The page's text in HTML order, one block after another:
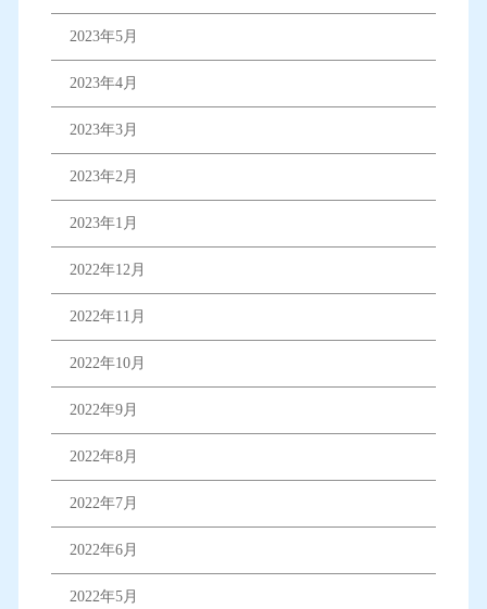
2023年5月
2023年4月
2023年3月
2023年2月
2023年1月
2022年12月
2022年11月
2022年10月
2022年9月
2022年8月
2022年7月
2022年6月
2022年5月